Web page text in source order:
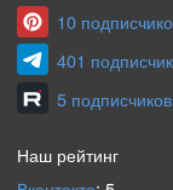
10
401 подписчик
5 подписчиков
Наш рейтинг